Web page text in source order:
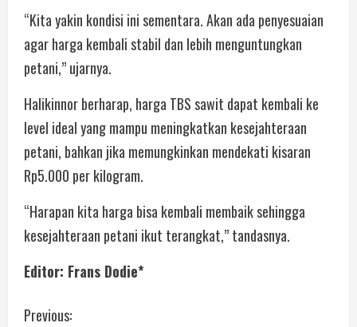
“Kita yakin kondisi ini sementara. Akan ada penyesuaian
agar harga kembali stabil dan lebih menguntungkan
petani,” ujarnya.
Halikinnor berharap, harga TBS sawit dapat kembali ke
level ideal yang mampu meningkatkan kesejahteraan
petani, bahkan jika memungkinkan mendekati kisaran
Rp5.000 per kilogram.
“Harapan kita harga bisa kembali membaik sehingga
kesejahteraan petani ikut terangkat,” tandasnya.
Editor: Frans Dodie*
Previous: